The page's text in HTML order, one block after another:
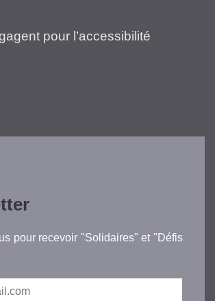
pour l’accessibilité
pour recevoir "Solidaires" et "Défis